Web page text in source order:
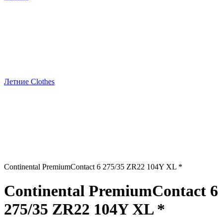
Летние Clothes
Continental PremiumContact 6 275/35 ZR22 104Y XL *
Continental PremiumContact 6
275/35 ZR22 104Y XL *